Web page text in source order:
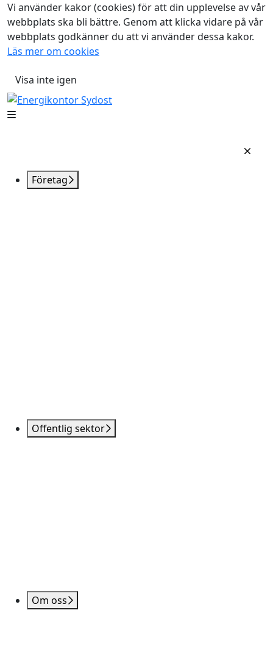
Vi använder kakor (cookies) för att din upplevelse av vår
webbplats ska bli bättre. Genom att klicka vidare på vår
webbplats godkänner du att vi använder dessa kakor.
Läs mer om cookies
Visa inte igen
Företag
Offentlig sektor
Om oss